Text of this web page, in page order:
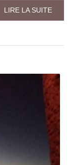
LIRE LA SUITE